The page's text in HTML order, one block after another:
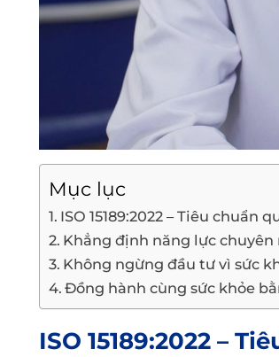
Mục lục
ISO 15189:2022 – Tiêu
Khẳng định năng lực
Không ngừng đầu tư vì sức
Đồng hành cùng sức khỏe
ISO 15189:2022 –